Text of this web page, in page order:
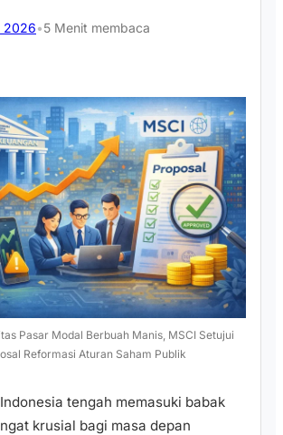
2026•5 Menit membaca
Pasar Modal Berbuah Manis, MSCI Setujui
Reformasi Aturan Saham Publik
tengah memasuki babak
krusial bagi masa depan